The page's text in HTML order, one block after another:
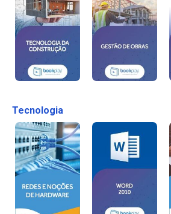
Tecnologia